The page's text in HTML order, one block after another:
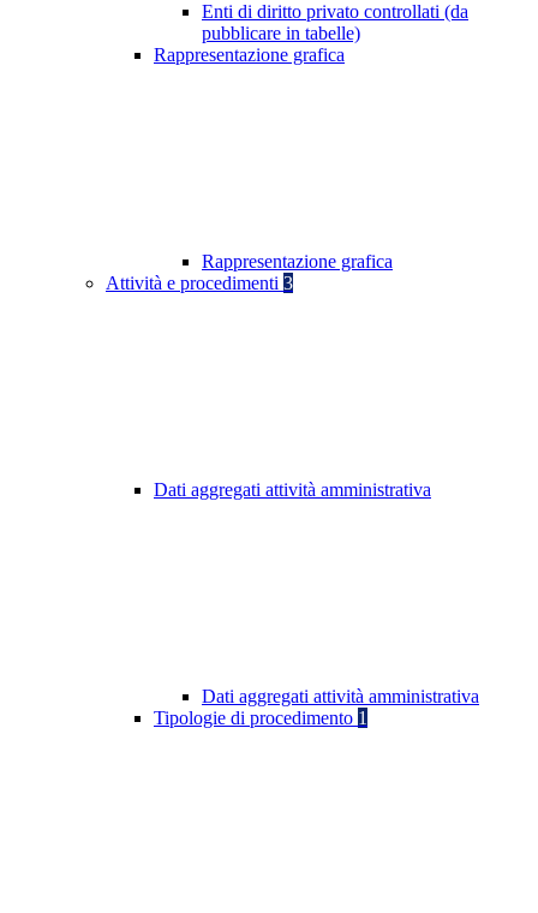
Enti di diritto privato controllati (da
pubblicare in tabelle)
Rappresentazione grafica
Rappresentazione grafica
Attività e procedimenti 3
Dati aggregati attività amministrativa
Dati aggregati attività amministrativa
Tipologie di procedimento 1